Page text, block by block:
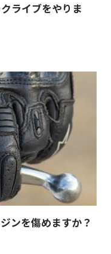
ライブをやりま
ンを傷めますか？